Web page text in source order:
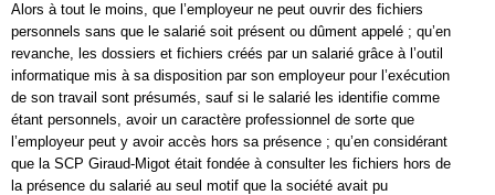
Alors à tout le moins, que l’employeur ne peut ouvrir des fichiers
personnels sans que le salarié soit présent ou dûment appelé ; qu’en
revanche, les dossiers et fichiers créés par un salarié grâce à l’outil
informatique mis à sa disposition par son employeur pour l’exécution
de son travail sont présumés, sauf si le salarié les identifie comme
étant personnels, avoir un caractère professionnel de sorte que
l’employeur peut y avoir accès hors sa présence ; qu’en considérant
que la SCP Giraud-Migot était fondée à consulter les fichiers hors de
la présence du salarié au seul motif que la société avait pu